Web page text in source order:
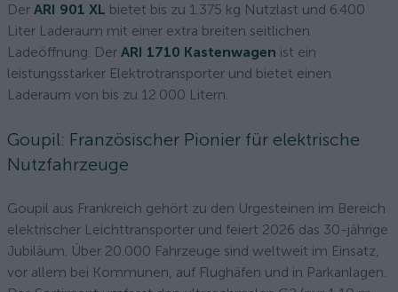
Der ARI 901 XL bietet bis zu 1.375 kg Nutzlast und 6.400
Liter Laderaum mit einer extra breiten seitlichen
Ladeöffnung. Der ARI 1710 Kastenwagen ist ein
leistungsstarker Elektrotransporter und bietet einen
Laderaum von bis zu 12.000 Litern.
Goupil: Französischer Pionier für elektrische
Nutzfahrzeuge
Goupil aus Frankreich gehört zu den Urgesteinen im Bereich
elektrischer Leichttransporter und feiert 2026 das 30-jährige
Jubiläum. Über 20.000 Fahrzeuge sind weltweit im Einsatz,
vor allem bei Kommunen, auf Flughäfen und in Parkanlagen.